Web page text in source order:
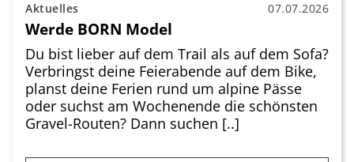
Aktuelles 07.07.2026
Werde BORN Model
Du bist lieber auf dem Trail als auf dem Sofa?
Verbringst deine Feierabende auf dem Bike,
planst deine Ferien rund um alpine Pässe
oder suchst am Wochenende die schönsten
Gravel-Routen? Dann suchen [..]